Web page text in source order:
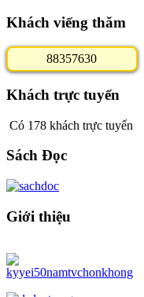
Khách viếng thăm
88357630
Khách trực tuyến
Có 178 khách trực tuyến
Sách Đọc
Giới thiệu